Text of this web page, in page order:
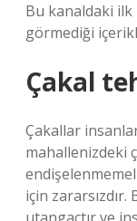
Bu kanaldaki ilk
görmediği
Çakal
Çakallar
mahallenizdeki
için